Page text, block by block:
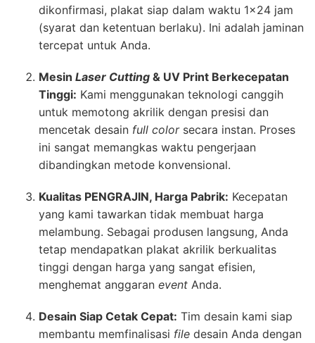
dikonfirmasi, plakat siap dalam waktu 1×24 jam
(syarat dan ketentuan berlaku). Ini adalah jaminan
tercepat untuk Anda.
Mesin Laser Cutting & UV Print Berkecepatan
Tinggi: Kami menggunakan teknologi canggih
untuk memotong akrilik dengan presisi dan
mencetak desain full colorsecara instan. Proses
ini sangat memangkas waktu pengerjaan
dibandingkan metode konvensional.
Kualitas PENGRAJIN, Harga Pabrik: Kecepatan
yang kami tawarkan tidak membuat harga
melambung. Sebagai produsen langsung, Anda
tetap mendapatkan plakat akrilik berkualitas
tinggi dengan harga yang sangat efisien,
menghemat anggaran event Anda.
Desain Siap Cetak Cepat: Tim desain kami siap
membantu memfinalisasi file desain Anda dengan